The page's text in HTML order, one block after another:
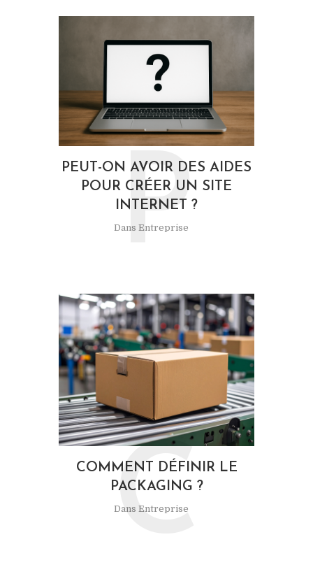
PEUT-ON AVOIR DES AIDES
POUR CRÉER UN SITE
INTERNET ?
Dans Entreprise
P
COMMENT DÉFINIR LE
PACKAGING ?
Dans Entreprise
C